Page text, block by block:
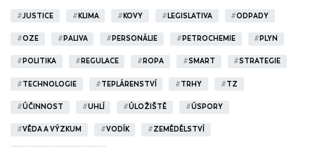
#JUSTICE # KLIMA # KOVY # LEGISLATIVA #ODPADY
#OZE # PALIVA # PERSONÁLIE # PETROCHEMIE # PLYN
#POLITIKA #REGULACE #ROPA #SMART #STRATEGIE
#TECHNOLOGIE #TEPLÁRENSTVÍ #TRHY #TZ
#ÚČINNOST #UHLÍ #ÚLOŽIŠTĚ #ÚSPORY
#VĚDA A VÝZKUM #VODÍK #ZEMĚDĚLSTVÍ